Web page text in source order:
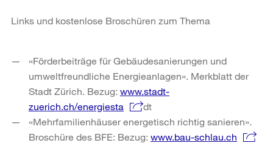
Links und kostenlose Broschüren zum Thema
«Förderbeiträge für Gebäudesanierungen und
umweltfreundliche Energieanlagen». Merkblatt der
Stadt Zürich. Bezug: www.stadt-
zuerich.ch/energiesta
dt
«Mehrfamilienhäuser energetisch richtig sanieren».
Broschüre des BFE: Bezug: www.bau-schlau.ch